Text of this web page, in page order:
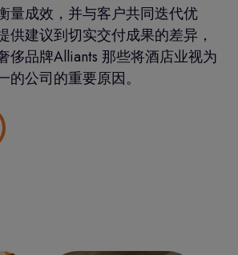
量成效，并与客户共同迭代优
供建议到切实交付成果的差异，
侈品牌Alliants 那些将酒店业视为
公司的重要原因。